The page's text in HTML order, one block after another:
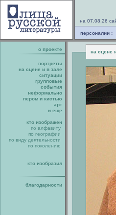
на 07.08.26
персоналии :
о проекте на сцене
портреты
на сцене и в зале
ситуации
групповые
события
неформально
пером и кистью
арт
и еще
кто изображен
по алфавиту
по географии
по виду деятельности
по поколению
кто изобразил
благодарности